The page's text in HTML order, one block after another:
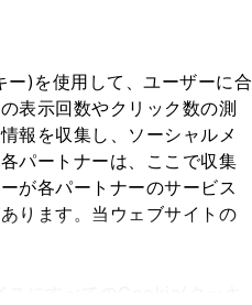
)を使用して、ユーザーに合
表示回数やクリック数の測
報を収集し、ソーシャルメ
パートナーは、ここで収集
が各パートナーのサービス
ります。当ウェブサイトの